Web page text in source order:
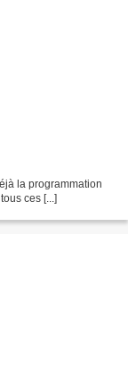
la programmation
ces [...]